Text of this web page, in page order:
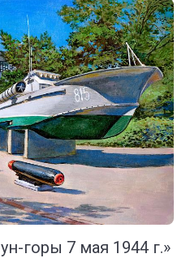
горы 7 мая 1944 г.»